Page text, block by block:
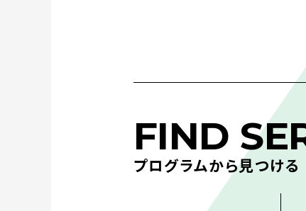
FIND
プログラムから見つける